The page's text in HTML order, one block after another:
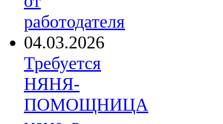
работодателя
04.03.2026
Требуется
НЯНЯ-
ПОМОЩНИЦА